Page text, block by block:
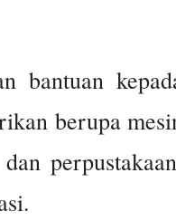
bantuan
berupa